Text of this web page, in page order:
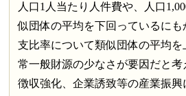
人口1人当たり人件費や、人口
似団体の平均を下回っているにも
支比率について類似団体の平均
常一般財源の少なさが要因だと
徴収強化、企業誘致等の産業振